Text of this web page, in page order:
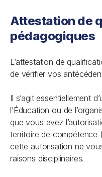
Attestation de
pédagogiques
L’attestation de
de vérifier vos
Il s’agit essentiellement
l’Éducation ou de
que vous avez
territoire de
cette autorisation ne
raisons disciplinaires.